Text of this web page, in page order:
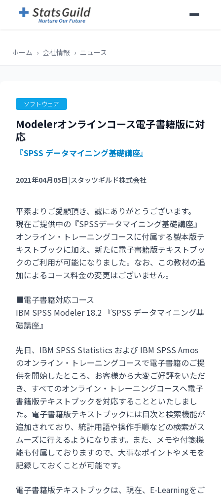
ホーム › 会社情報 › ニュース
ソフトウェア
Modelerオンラインコース電子書籍版に対
応
『SPSS データマイニング基礎講座』
2021年04月05日 |スタッツギルド株式会社
平素よりご愛顧頂き、誠にありがとうございます。
現在ご提供中の『SPSSデータマイニング基礎講座』
オンライン・トレーニングコースに付属する製本版テ
キストブックに加え、新たに電子書籍版テキストブッ
クのご利用が可能になりました。なお、この教材の追
加によるコース料金の変更はございません。
■電子書籍対応コース
IBM SPSS Modeler 18.2 『SPSS データマイニング基
礎講座』
先日、IBM SPSS Statistics および IBM SPSS Amos
のオンライン・トレーニングコースで電子書籍のご提
供を開始したところ、お客様から大変ご好評をいただ
き、すべてのオンライン・トレーニングコースへ電子
書籍版テキストブックを対応することといたしまし
た。電子書籍版テキストブックには目次と検索機能が
追加されており、統計用語や操作手順などの検索がス
ムーズに行えるようになります。また、メモや付箋機
能も付属しておりますので、大事なポイントやメモを
記録しておくことが可能です。
電子書籍版テキストブックは、現在、E-Learningをご